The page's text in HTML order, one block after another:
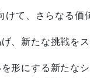
て、さらなる価
、新たな挑戦を
形にする新たなシ